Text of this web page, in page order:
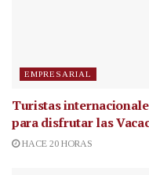
EMPRESARIAL
Turistas
para disfrutar las
HACE 20 HORAS